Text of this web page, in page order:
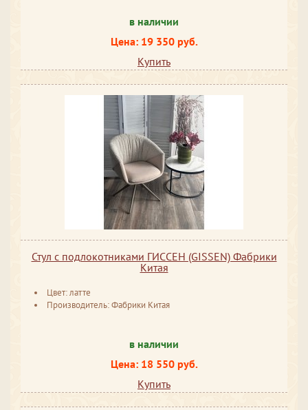
в наличии
Цена: 19 350 руб.
Купить
Стул с подлокотниками ГИССЕН (GISSEN) Фабрики
Китая
Цвет: латте
Производитель: Фабрики Китая
в наличии
Цена: 18 550 руб.
Купить